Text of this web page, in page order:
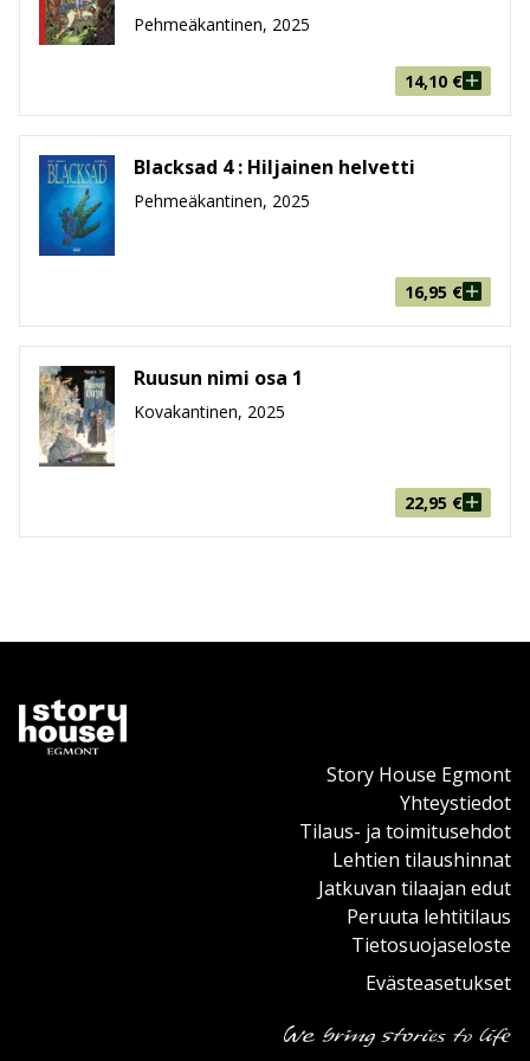
Pehmeäkantinen, 2025
14,10 €
Blacksad 4 : Hiljainen helvetti
Pehmeäkantinen, 2025
16,95 €
Ruusun nimi osa 1
Kovakantinen, 2025
22,95 €
Story House Egmont
Yhteystiedot
Tilaus- ja toimitusehdot
Lehtien tilaushinnat
Jatkuvan tilaajan edut
Peruuta lehtitilaus
Tietosuojaseloste
Evästeasetukset